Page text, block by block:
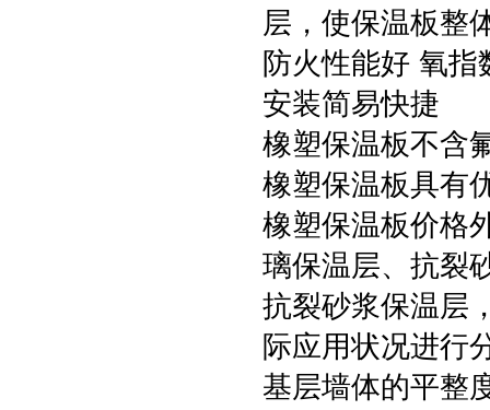
层，使保温板整
防火性能好 氧指
安装简易快捷
橡塑保温板不含
橡塑保温板具有
橡塑保温板价格
璃保温层、抗裂
抗裂砂浆保温层
际应用状况进行
基层墙体的平整